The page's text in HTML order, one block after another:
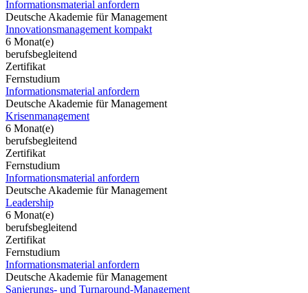
Informationsmaterial anfordern
Deutsche Akademie für Management
Innovationsmanagement kompakt
6 Monat(e)
berufsbegleitend
Zertifikat
Fernstudium
Informationsmaterial anfordern
Deutsche Akademie für Management
Krisenmanagement
6 Monat(e)
berufsbegleitend
Zertifikat
Fernstudium
Informationsmaterial anfordern
Deutsche Akademie für Management
Leadership
6 Monat(e)
berufsbegleitend
Zertifikat
Fernstudium
Informationsmaterial anfordern
Deutsche Akademie für Management
Sanierungs- und Turnaround-Management